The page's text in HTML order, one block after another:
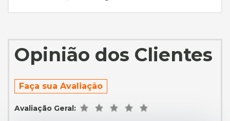
Opinião dos Clientes
Faça sua Avaliação
Avaliação Geral: